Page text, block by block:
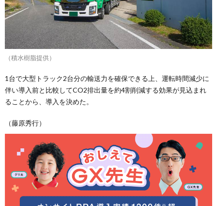
（積水樹脂提供）
1台で大型トラック2台分の輸送力を確保できる上、運転時間減少に
伴い導入前と比較してCO2排出量を約4割削減する効果が見込まれ
ることから、導入を決めた。
（藤原秀行）